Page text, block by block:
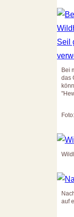
Bei
das
auf